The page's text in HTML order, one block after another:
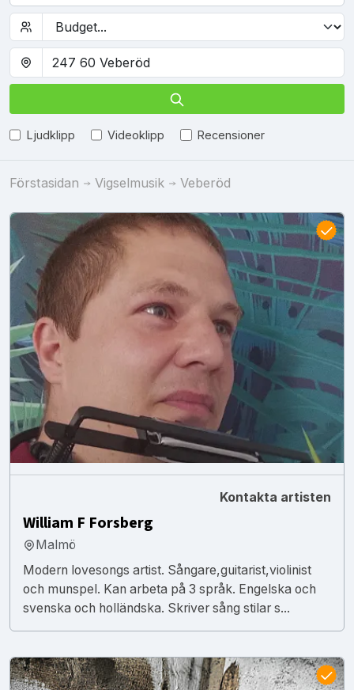
Ljudklipp Videoklipp Recensioner
Förstasidan Vigselmusik Veberöd
Kontakta artisten
William F Forsberg
Malmö
Modern lovesongs artist. Sångare,guitarist,violinist
och munspel. Kan arbeta på 3 språk. Engelska och
svenska och holländska. Skriver sång stilar s...